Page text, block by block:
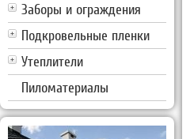
Заборы и ограждения
Подкровельные пленки
Утеплители
Пиломатериалы